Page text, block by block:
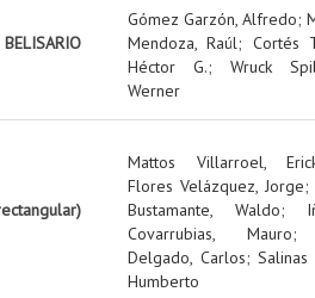
Gómez Garzón, Alfredo;
Mendoza, Raúl; Cortés
Héctor G.; Wruck
Werner
Mattos Villarroel,
Flores Velázquez, Jorge;
Bustamante, Waldo;
Covarrubias, Mauro
Delgado, Carlos;Salinas
Humberto